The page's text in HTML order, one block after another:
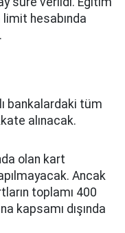
limit hesabında
bankalardaki tüm
alınacak.
olan kart
Ancak
toplamı 400
kapsamı dışında